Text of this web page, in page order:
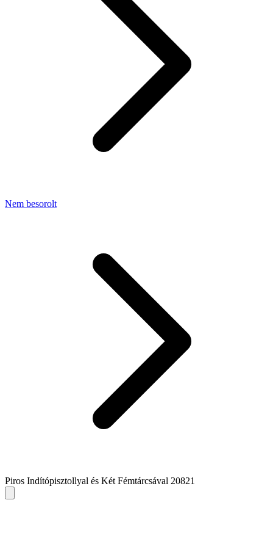
Nem besorolt
Piros Indítópisztollyal és Két Fémtárcsával 20821